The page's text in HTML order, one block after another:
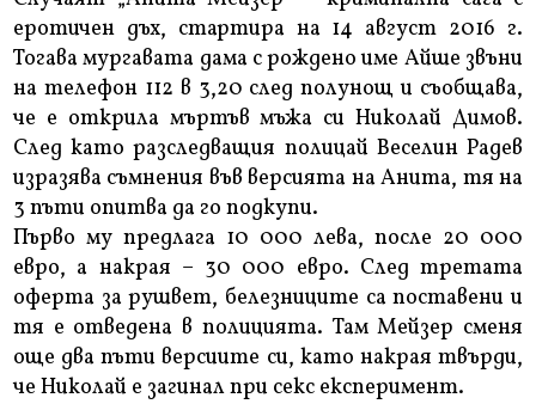
еротичен дъх, стартира на 14 август 2016 г.
Тогава мургавата дама с рождено име Айше звъни
на телефон 112 в 3,20 след полунощ и съобщава,
че е открила мъртъв мъжа си Николай Димов.
След като разследващия полицай Веселин Радев
изразява съмнения във версията на Анита, тя на
3 пъти опитва да го подкупи.
Първо му предлага 10 000 лева, после 20 000
евро, а накрая – 30 000 евро. След третата
оферта за рушвет, белезниците са поставени и
тя е отведена в полицията. Там Мейзер сменя
още два пъти версиите си, като накрая твърди,
че Николай е загинал при секс експеримент.